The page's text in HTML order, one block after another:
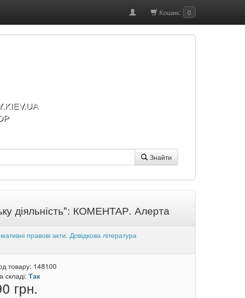
Кошик: 0
Знайти
діяльність": КОМЕНТАР. Алерта
правові акти. Довідкова література
товару: 148100
складі:Так
грн.